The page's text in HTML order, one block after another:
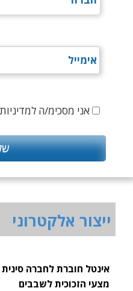
אני מסכימ/ה
ייצור אלקטרוני
אינטל חוברת לחברה
מצעי הזכוכית לשבבים